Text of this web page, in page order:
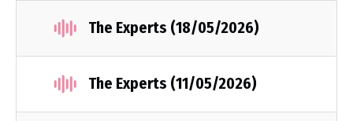
The Experts (18/05/2026)
The Experts (11/05/2026)